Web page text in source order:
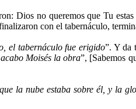
Dios no queremos que Tu
con el tabernáculo,
el tabernáculo fue erigido”. Y da
Moisés la obra”, [Sabemos
la nube estaba sobre él, y la